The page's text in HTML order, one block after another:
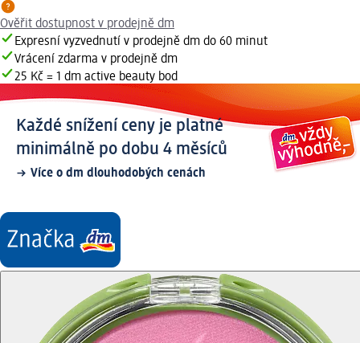
Ověřit dostupnost v prodejně dm
Expresní vyzvednutí v prodejně dm do 60 minut
Vrácení zdarma v prodejně dm
25 Kč = 1 dm active beauty bod
Každé snížení ceny je platné
minimálně po dobu 4 měsíců
Více o dm dlouhodobých cenách